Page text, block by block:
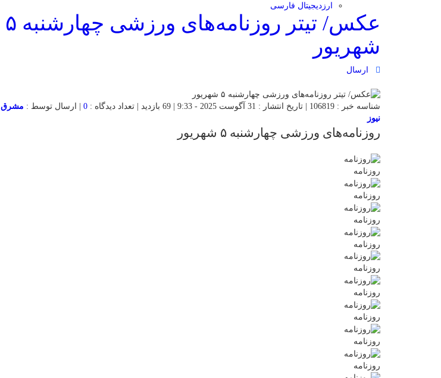
ارزدیجیتال فارسی
عکس/ تیتر روزنامه‌های ورزشی چهارشنبه ۵
شهریور
ارسال
شناسه خبر : 106819 | تاریخ انتشار : 31 آگوست 2025 - 9:33 | 69 بازدید | تعداد دیدگاه : 0 | ارسال توسط : مشرق
نیوز
روزنامه‌های ورزشی چهارشنبه ۵ شهریور
روزنامه
روزنامه
روزنامه
روزنامه
روزنامه
روزنامه
روزنامه
روزنامه
روزنامه